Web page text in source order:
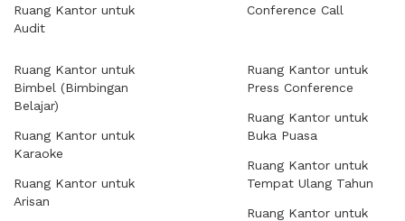
Ruang Kantor untuk
Audit
Conference Call
Ruang Kantor untuk
Bimbel (Bimbingan
Belajar)
Ruang Kantor untuk
Karaoke
Ruang Kantor untuk
Arisan
Ruang Kantor untuk
Press Conference
Ruang Kantor untuk
Buka Puasa
Ruang Kantor untuk
Tempat Ulang Tahun
Ruang Kantor untuk